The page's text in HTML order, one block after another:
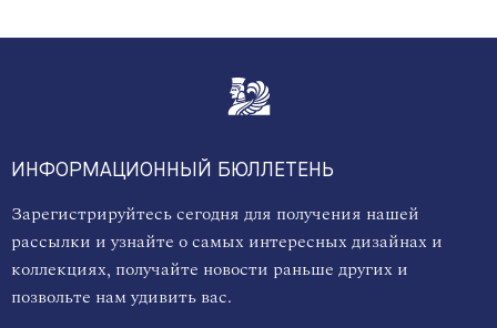
ИНФОРМАЦИОННЫЙ БЮЛЛЕТЕНЬ
Зарегистрируйтесь сегодня для получения нашей
рассылки и узнайте о самых интересных дизайнах и
коллекциях, получайте новости раньше других и
позвольте нам удивить вас.